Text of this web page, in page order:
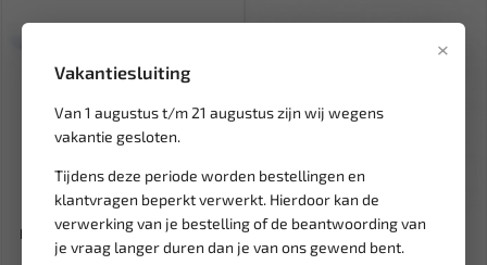
×
Vakantiesluiting
Van 1 augustus t/m 21 augustus zijn wij wegens
vakantie gesloten.
Tijdens deze periode worden bestellingen en
klantvragen beperkt verwerkt. Hierdoor kan de
verwerking van je bestelling of de beantwoording van
je vraag langer duren dan je van ons gewend bent.
Leverbaar
FORCE Krachtvermeerderaar
1/2''(F)x3/4''(M) 1500 N...
Leverbaar
WEBER TOOLS Sleutel
verlengstuk adapter 1/2'' of